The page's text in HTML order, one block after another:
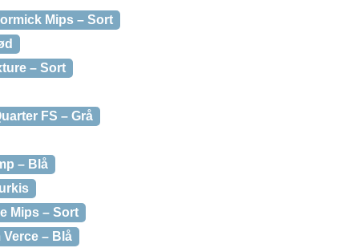
Mips – Sort
– Sort
FS – Grå
– Blå
Mips – Sort
Verce – Blå